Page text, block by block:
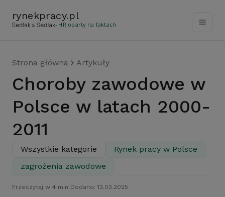
rynekpracy.pl
- HR oparty na faktach
Strona główna Artykuły
Choroby zawodowe w
Polsce w latach 2000-
2011
Wszystkie kategorie
Rynek pracy w Polsce
zagrożenia zawodowe
Przeczytaj w 4 min. Dodano: 13.03.2025